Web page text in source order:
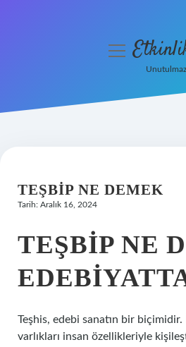
Hakkımızda
menüyü
TEŞBIP NE DEMEK
Tarih: Aralık 16, 2024
TEŞBIP NE
Teşhis, edebi sanatın bir biçimidir.
varlıkları insan özellikleriyle